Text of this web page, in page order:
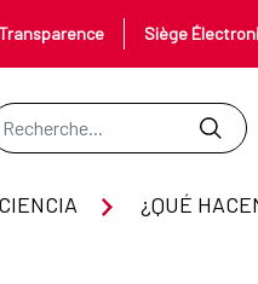
Siège
de recherche
¿QUÉ